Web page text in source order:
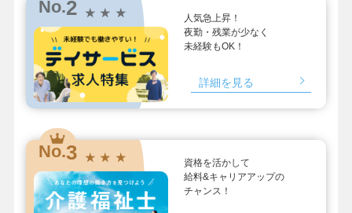
No.2 ★ ★ ★
人気急上昇！
夜勤・残業が少なく
未経験もOK！
詳細を見る
No.3 ★ ★ ★
資格を活かして
給料&キャリアアップの
チャンス！